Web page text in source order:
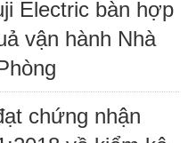
Electric bàn hợp
vận hành Nhà
chứng nhận